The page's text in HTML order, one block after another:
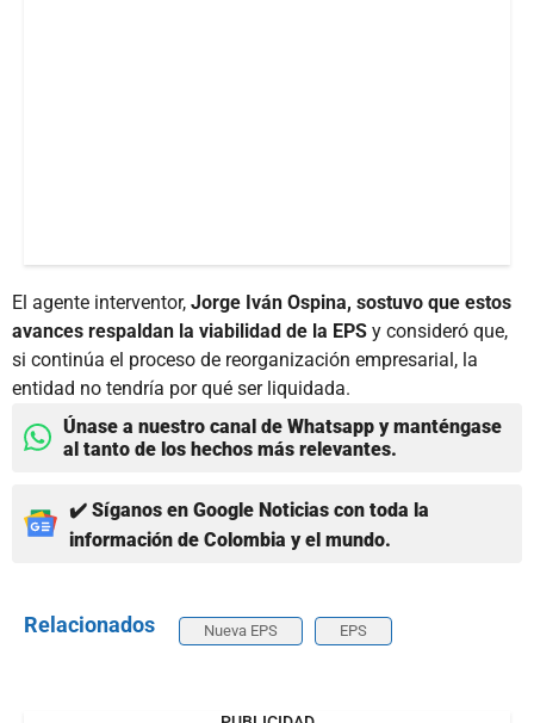
El agente interventor, Jorge Iván Ospina, sostuvo que estos
avances respaldan la viabilidad de la EPS y consideró que,
si continúa el proceso de reorganización empresarial, la
entidad no tendría por qué ser liquidada.
Únase a nuestro canal de Whatsapp y manténgase
al tanto de los hechos más relevantes.
✔️ Síganos en Google Noticias con toda la
información de Colombia y el mundo.
Relacionados Nueva EPS EPS